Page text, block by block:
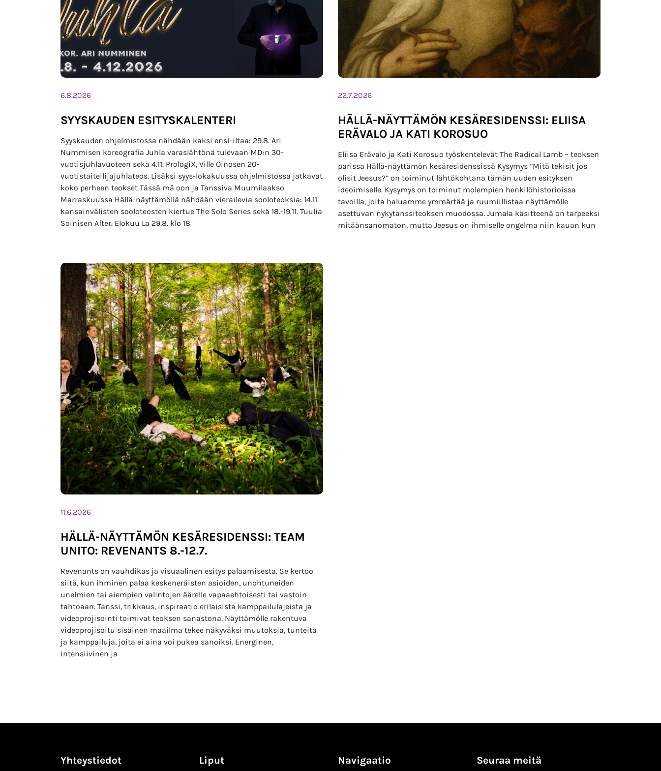
6.8.2026
SYYSKAUDEN ESITYSKALENTERI
Syyskauden ohjelmistossa nähdään kaksi ensi-iltaa: 29.8. Ari
Nummisen koreografia Juhla varaslähtönä tulevaan MD:n 30-
vuotisjuhlavuoteen sekä 4.11. PrologiX, Ville Oinosen 20-
vuotistaiteilijajuhlateos. Lisäksi syys-lokakuussa ohjelmistossa jatkavat
koko perheen teokset Tässä mä oon ja Tanssiva Muumilaakso.
Marraskuussa Hällä-näyttämöllä nähdään vierailevia sooloteoksia: 14.11.
kansainvälisten sooloteosten kiertue The Solo Series sekä 18.-19.11. Tuulia
Soinisen After. Elokuu La 29.8. klo 18
22.7.2026
HÄLLÄ-NÄYTTÄMÖN KESÄRESIDENSSI: ELIISA
ERÄVALO JA KATI KOROSUO
Eliisa Erävalo ja Kati Korosuo työskentelevät The Radical Lamb – teoksen
parissa Hällä-näyttämön kesäresidenssissä Kysymys ”Mitä tekisit jos
olisit Jeesus?” on toiminut lähtökohtana tämän uuden esityksen
ideoimiselle. Kysymys on toiminut molempien henkilöhistorioissa
tavoilla, joita haluamme ymmärtää ja ruumiillistaa näyttämölle
asettuvan nykytanssiteoksen muodossa. Jumala käsitteenä on tarpeeksi
mitäänsanomaton, mutta Jeesus on ihmiselle ongelma niin kauan kun
11.6.2026
HÄLLÄ-NÄYTTÄMÖN KESÄRESIDENSSI: TEAM
UNITO: REVENANTS 8.-12.7.
Revenants on vauhdikas ja visuaalinen esitys palaamisesta. Se kertoo
siitä, kun ihminen palaa keskeneräisten asioiden, unohtuneiden
unelmien tai aiempien valintojen äärelle vapaaehtoisesti tai vastoin
tahtoaan. Tanssi, trikkaus, inspiraatio erilaisista kamppailulajeista ja
videoprojisointi toimivat teoksen sanastona. Näyttämölle rakentuva
videoprojisoitu sisäinen maailma tekee näkyväksi muutoksia, tunteita
ja kamppailuja, joita ei aina voi pukea sanoiksi. Energinen,
intensiivinen ja
Yhteystiedot Liput Navigaatio Seuraa meitä